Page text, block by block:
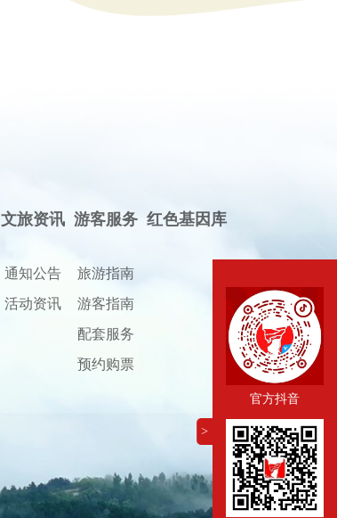
文旅资讯
通知公告
活动资讯
游客服务
旅游指南
游客指南
配套服务
预约购票
红色基因库
>
官方抖音